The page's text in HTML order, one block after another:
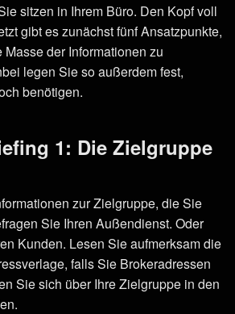
sitzen in Ihrem Büro. Den Kopf voll
gibt es zunächst fünf Ansatzpunkte,
der Informationen zu
legen Sie so außerdem fest,
benötigen.
1: Die Zielgruppe
zur Zielgruppe, die Sie
Sie Ihren Außendienst. Oder
Kunden. Lesen Sie aufmerksam die
falls Sie Brokeradressen
Sie sich über Ihre Zielgruppe in den